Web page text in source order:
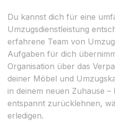
Du kannst dich für eine
Umzugsdienstleistung
erfahrene Team von
Aufgaben für dich
Organisation über das
deiner Möbel und
in deinem neuen Zuhause
entspannt zurücklehnen,
erledigen.